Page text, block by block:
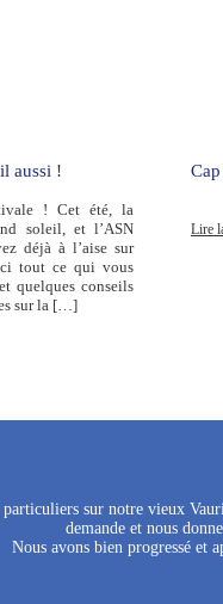
aussi !
! Cet été, la
soleil, et l’ASN
déjà à l’aise sur
tout ce qui vous
quelques conseils
sur la […]
Lire
particuliers sur notre vieux
demande et nous
Nous avons bien progressé et